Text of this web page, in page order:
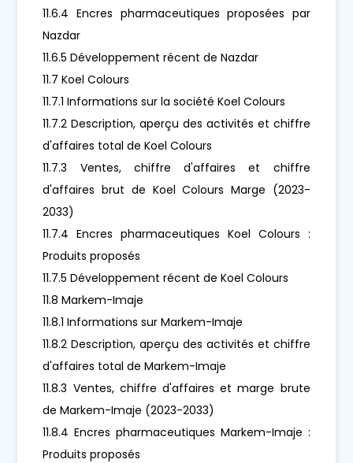
11.6.4 Encres pharmaceutiques proposées par
Nazdar
11.6.5 Développement récent de Nazdar
11.7 Koel Colours
11.7.1 Informations sur la société Koel Colours
11.7.2 Description, aperçu des activités et chiffre
d'affaires total de Koel Colours
11.7.3 Ventes, chiffre d'affaires et chiffre
d'affaires brut de Koel Colours Marge (2023-
2033)
11.7.4 Encres pharmaceutiques Koel Colours :
Produits proposés
11.7.5 Développement récent de Koel Colours
11.8 Markem-Imaje
11.8.1 Informations sur Markem-Imaje
11.8.2 Description, aperçu des activités et chiffre
d'affaires total de Markem-Imaje
11.8.3 Ventes, chiffre d'affaires et marge brute
de Markem-Imaje (2023-2033)
11.8.4 Encres pharmaceutiques Markem-Imaje :
Produits proposés